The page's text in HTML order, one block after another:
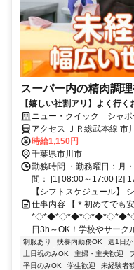
スーパー内の精肉調
【嬉しい社割アリ】よく行
めてのアルバイトにピッタリ
ニュー・クイック シャポ
アクセス ＪＲ総武本線 市
徒歩約8分、京成本線 国府
時給1,150円
千葉県市川市
勤務時間 ・勤務曜日：月
間： [1] 08:00～17:00 [2]
【シフトスケジュール】
仕事内容 【＊初めてでも
日3h～OK！学校やサーク
制服あり 扶養内勤務OK 週1日
土日祝のみOK
主婦・主夫歓迎
平日のみOK
学生歓迎 未経験者